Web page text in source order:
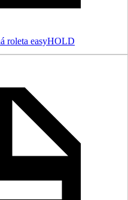
roleta easyHOLD